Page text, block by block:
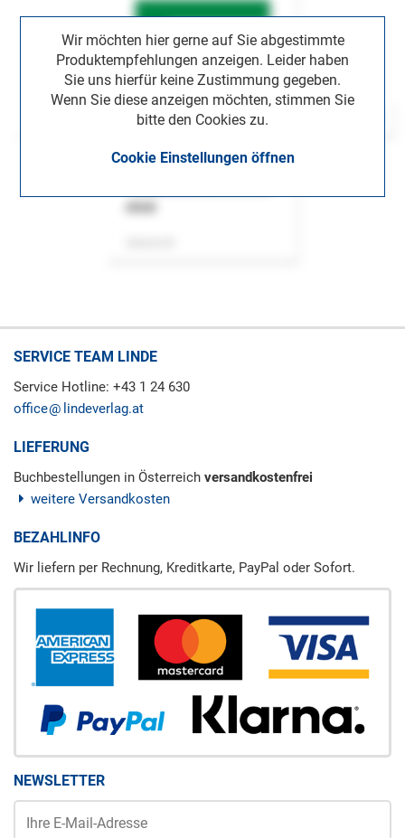
Wir möchten hier gerne auf Sie abgestimmte
Produktempfehlungen anzeigen. Leider haben
Sie uns hierfür keine Zustimmung gegeben.
Wenn Sie diese anzeigen möchten, stimmen Sie
bitte den Cookies zu.
Cookie Einstellungen öffnen
SERVICE TEAM LINDE
Service Hotline: +43 1 24 630
office
lindeverlag.at
LIEFERUNG
Buchbestellungen in Österreich versandkostenfrei
weitere Versandkosten
BEZAHLINFO
Wir liefern per Rechnung, Kreditkarte, PayPal oder Sofort.
NEWSLETTER